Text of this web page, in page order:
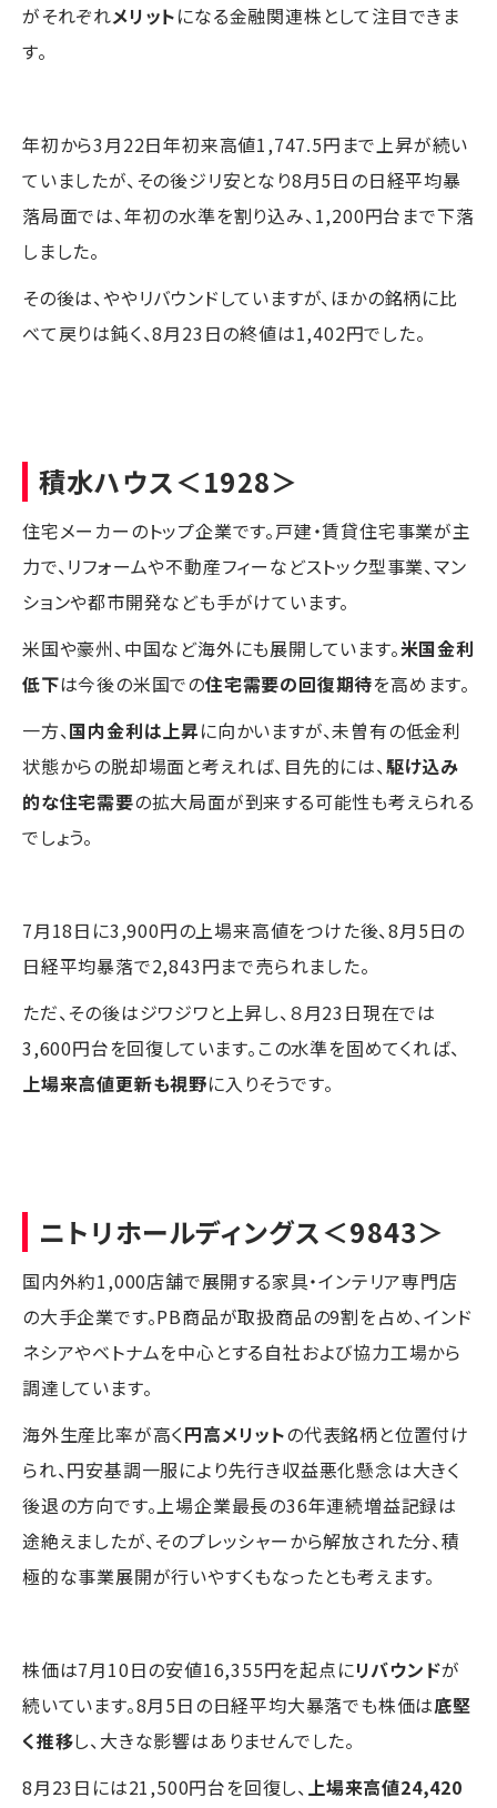
がそれぞれメリットになる金融関連株として注目できま
す。
年初から3月22日年初来高値1,747.5円まで上昇が続い
ていましたが、その後ジリ安となり8月5日の日経平均暴
落局面では、年初の水準を割り込み、1,200円台まで下落
しました。
その後は、ややリバウンドしていますが、ほかの銘柄に比
べて戻りは鈍く、8月23日の終値は1,402円でした。
積水ハウス＜1928＞
住宅メーカーのトップ企業です。戸建・賃貸住宅事業が主
力で、リフォームや不動産フィーなどストック型事業、マン
ションや都市開発なども手がけています。
米国や豪州、中国など海外にも展開しています。米国金利
低下は今後の米国での住宅需要の回復期待を高めます。
一方、国内金利は上昇に向かいますが、未曽有の低金利
状態からの脱却場面と考えれば、目先的には、駆け込み
的な住宅需要の拡大局面が到来する可能性も考えられる
でしょう。
7月18日に3,900円の上場来高値をつけた後、8月5日の
日経平均暴落で2,843円まで売られました。
ただ、その後はジワジワと上昇し、８月23日現在では
3,600円台を回復しています。この水準を固めてくれば、
上場来高値更新も視野に入りそうです。
ニトリホールディングス＜9843＞
国内外約1,000店舗で展開する家具・インテリア専門店
の大手企業です。PB商品が取扱商品の9割を占め、インド
ネシアやベトナムを中心とする自社および協力工場から
調達しています。
海外生産比率が高く円高メリットの代表銘柄と位置付け
られ、円安基調一服により先行き収益悪化懸念は大きく
後退の方向です。上場企業最長の36年連続増益記録は
途絶えましたが、そのプレッシャーから解放された分、積
極的な事業展開が行いやすくもなったとも考えます。
株価は7月10日の安値16,355円を起点にリバウンドが
続いています。8月5日の日経平均大暴落でも株価は底堅
く推移し、大きな影響はありませんでした。
8月23日には21,500円台を回復し、 上場来高値24,420